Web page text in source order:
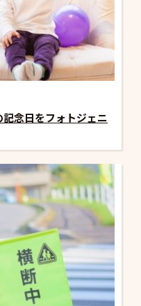
念日をフォトジェニ